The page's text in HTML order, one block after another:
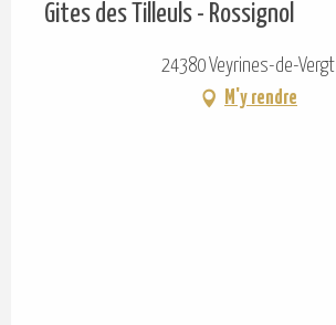
Gites des Tilleuls - Rossignol
24380 Veyrines-de-Vergt
M'y rendre